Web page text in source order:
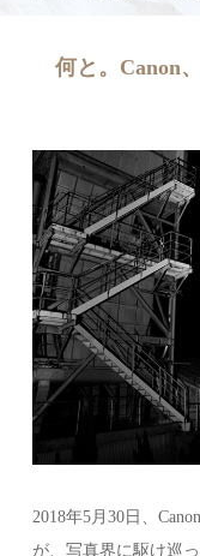
何と。Canon
2018年5月30日、
が、写真界に駆け巡っ